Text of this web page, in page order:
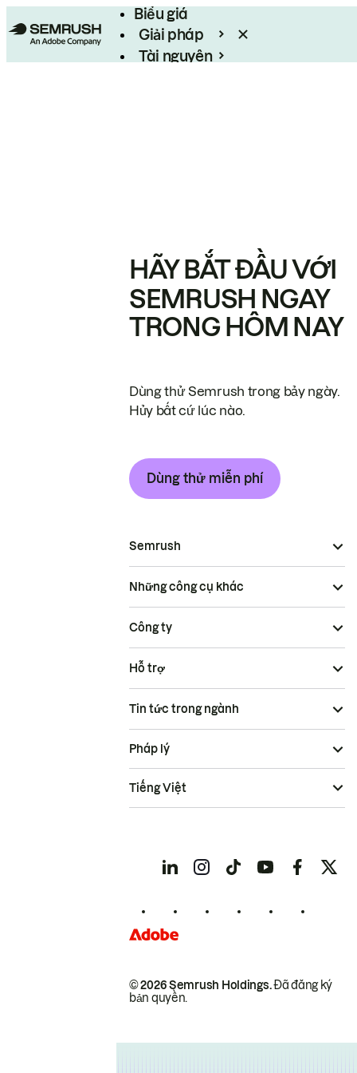
Biểu giá
Giải pháp
Tài nguyên
HÃY BẮT ĐẦU VỚI
SEMRUSH NGAY
TRONG HÔM NAY
Dùng thử Semrush trong bảy ngày.
Hủy bất cứ lúc nào.
Dùng thử miễn phí
Semrush
Những công cụ khác
Công ty
Hỗ trợ
Tin tức trong ngành
© 2026 Semrush Holdings.Đã đăng ký
bản quyền.
Pháp lý
Tiếng Việt